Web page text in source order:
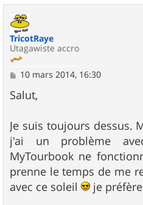
TricotRaye
Utagawiste accro
M
s
s
g
e
10 mars 2014, 16:30
Salut,
Je suis toujours dessus.
j'ai un problème
MyTourbook ne
prenne le temps de me
avec ce soleil
je